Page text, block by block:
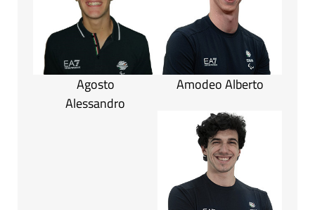
Agosto
Alessandro
Amodeo Alberto